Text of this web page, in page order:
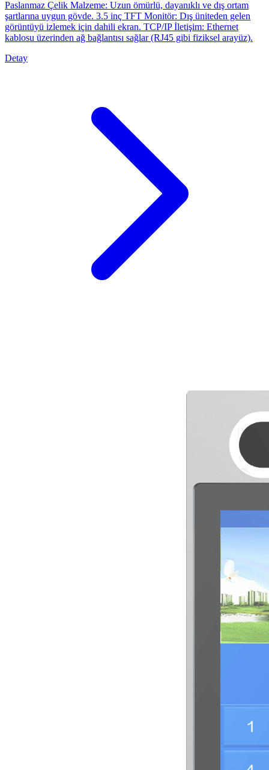
Paslanmaz Çelik Malzeme: Uzun ömürlü, dayanıklı ve dış ortam
şartlarına uygun gövde. 3.5 inç TFT Monitör: Dış üniteden gelen
görüntüyü izlemek için dahili ekran. TCP/IP İletişim: Ethernet
kablosu üzerinden ağ bağlantısı sağlar (RJ45 gibi fiziksel arayüz).
Detay